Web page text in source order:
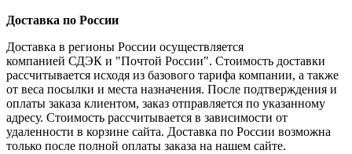
Доставка по России
Доставка в регионы России осуществляется
компанией СДЭК и "Почтой России". Стоимость доставки
рассчитывается исходя из базового тарифа компании, а также
от веса посылки и места назначения. После подтверждения и
оплаты заказа клиентом, заказ отправляется по указанному
адресу. Стоимость рассчитывается в зависимости от
удаленности в корзине сайта. Доставка по России возможна
только после полной оплаты заказа на нашем сайте.